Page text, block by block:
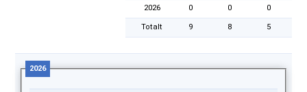
2026 0 0 0
Totalt 9 8 5
2026